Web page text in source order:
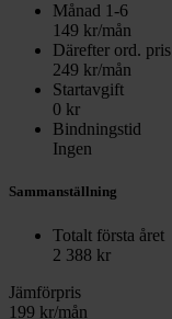
Månad 1-6
149 kr/mån
Därefter ord. pris
249 kr/mån
Startavgift
0 kr
Bindningstid
Ingen
Sammanställning
Totalt första året
2 388 kr
Jämförpris
199 kr/mån